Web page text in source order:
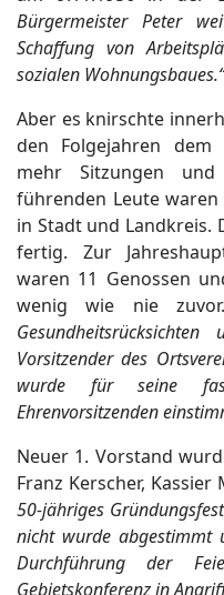
Bürgermeister Peter
Schaffung von
sozialen Wohnungsbaues.“
Aber es knirschte
den Folgejahren dem
mehr Sitzungen
führenden Leute
in Stadt und Landkreis.
fertig. Zur
waren 11 Genossen
wenig wie nie
Vorsitzender des
wurde für seine
Ehrenvorsitzenden
Neuer 1. Vorstand
Franz Kerscher, Kassier
50-jähriges
nicht wurde abgestimmt
Durchführung der
Gebietskonferenz in